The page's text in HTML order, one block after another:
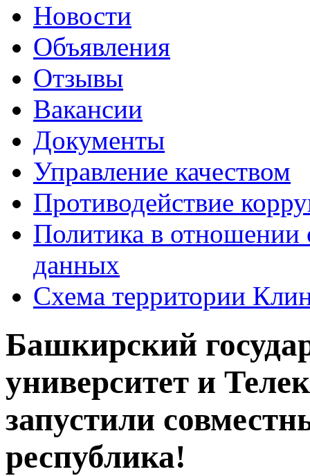
Новости
Объявления
Отзывы
Вакансии
Документы
Управление качеством
Противодействие
Политика в отношении
данных
Схема территории
Башкирский
университет и
запустили
республика!